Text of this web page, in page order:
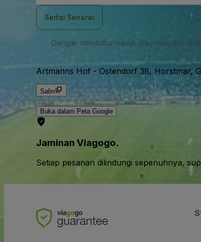
Sertai Senarai
Dengan mendaftar masuk atau mencipta
Artmanns Hof - Ostendorf 38, Horstmar,
Salin
Buka dalam Peta Google
Jaminan Viagogo.
Setiap pesanan dilindungi sepenuhnya,